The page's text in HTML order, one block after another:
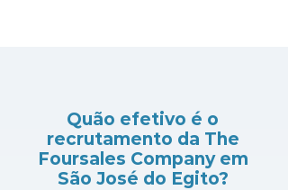
Quão efetivo é o
recrutamento da The
Foursales Company em
São José do Egito?